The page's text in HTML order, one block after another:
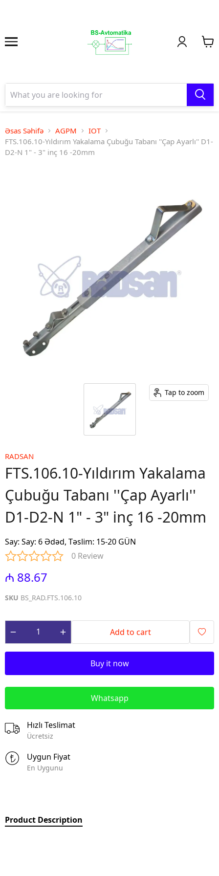
Əsas Səhifə AGPM
IOT
FTS.106.10-Yıldırım Yakalama Çubuğu Tabanı ''Çap Ayarlı'' D1-
D2-N 1" - 3" inç 16 -20mm
Tap to zoom
RADSAN
FTS.106.10-Yıldırım Yakalama
Çubuğu Tabanı ''Çap Ayarlı''
D1-D2-N 1" - 3" inç 16 -20mm
Say: Say: 6 Ədəd, Təslim: 15-20 GÜN
0 Review
₼ 88.67
SKU BS_RAD.FTS.106.10
Add to cart
Buy it now
Whatsapp
Hızlı Teslimat
Ücretsiz
Uygun Fiyat
En Uygunu
Product Description